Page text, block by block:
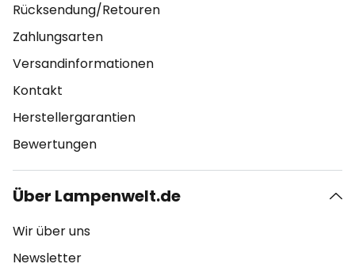
Rücksendung/Retouren
Zahlungsarten
Versandinformationen
Kontakt
Herstellergarantien
Bewertungen
Über Lampenwelt.de
Wir über uns
Newsletter